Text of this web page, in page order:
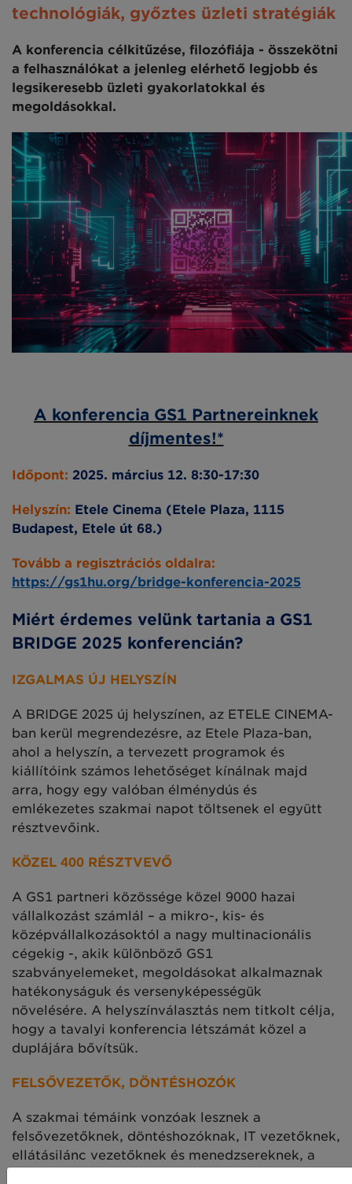
technológiák, győztes üzleti stratégiák
A konferencia célkitűzése, filozófiája - összekötni
a felhasználókat a jelenleg elérhető legjobb és
legsikeresebb üzleti gyakorlatokkal és
megoldásokkal.
A konferencia GS1 Partnereinknek
díjmentes!*
Időpont: 2025. március 12. 8:30-17:30
Helyszín: Etele Cinema (Etele Plaza, 1115
Budapest, Etele út 68.)
Tovább a regisztrációs oldalra:
https://gs1hu.org/bridge-konferencia-2025
Miért érdemes velünk tartania a GS1
BRIDGE 2025 konferencián?
IZGALMAS ÚJ HELYSZÍN
A BRIDGE 2025 új helyszínen, az ETELE CINEMA-
ban kerül megrendezésre, az Etele Plaza-ban,
ahol a helyszín, a tervezett programok és
kiállítóink számos lehetőséget kínálnak majd
arra, hogy egy valóban élménydús és
emlékezetes szakmai napot töltsenek el együtt
résztvevőink.
KÖZEL 400 RÉSZTVEVŐ
A GS1 partneri közössége közel 9000 hazai
vállalkozást számlál – a mikro-, kis- és
középvállalkozásoktól a nagy multinacionális
cégekig -, akik különböző GS1
szabványelemeket, megoldásokat alkalmaznak
hatékonyságuk és versenyképességük
növelésére. A helyszínválasztás nem titkolt célja,
hogy a tavalyi konferencia létszámát közel a
duplájára bővítsük.
FELSŐVEZETŐK, DÖNTÉSHOZÓK
A szakmai témáink vonzóak lesznek a
felsővezetőknek, döntéshozóknak, IT vezetőknek,
ellátásilánc vezetőknek és menedzsereknek, a